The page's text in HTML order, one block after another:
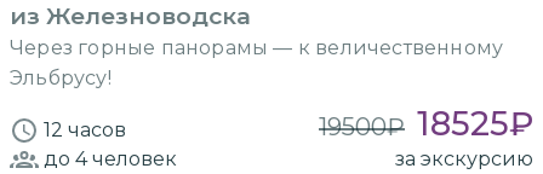
из Железноводска
Через горные панорамы — к величественному
Эльбрусу!
12 часов 19500₽ 18525₽
до 4человек за экскурсию